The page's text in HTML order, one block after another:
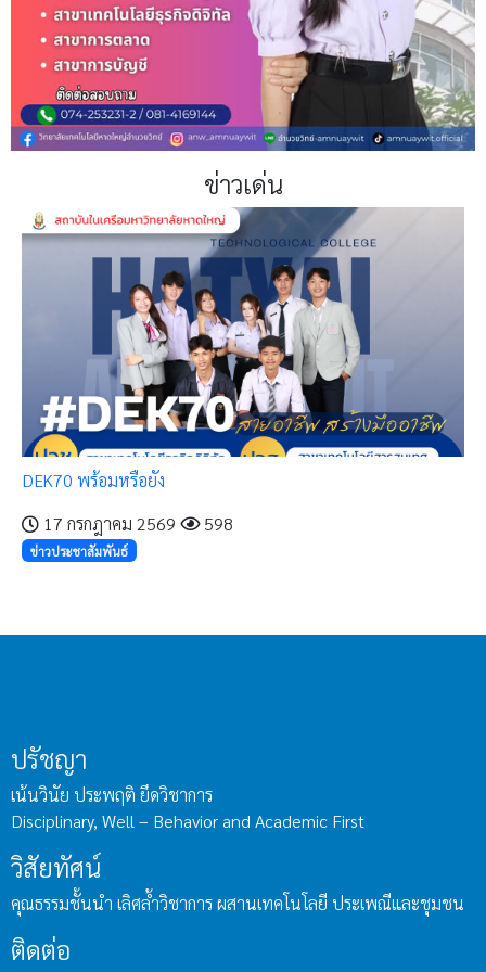
ข่าวเด่น
DEK70 พร้อมหรือยัง
17 กรกฎาคม 2569
598
ข่าวประชาสัมพันธ์
ปรัชญา
เน้นวินัย ประพฤติ ยึดวิชาการ
Disciplinary, Well – Behavior and Academic First
วิสัยทัศน์
คุณธรรมชั้นนำ เลิศล้ำวิชาการ ผสานเทคโนโลยี ประเพณีและชุมชน
ติดต่อ